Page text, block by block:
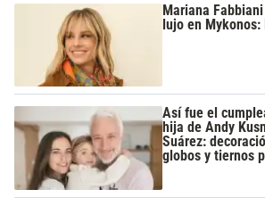
Mariana
lujo en
Así fue el
hija de Andy
Suárez:
globos y tiernos